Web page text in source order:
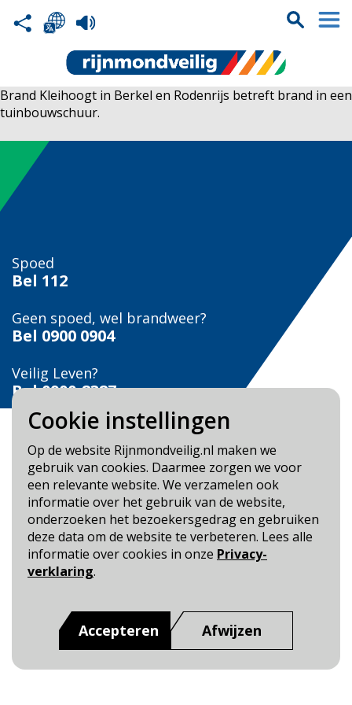
Cookie instellingen
Op de website Rijnmondveilig.nl maken we
gebruik van cookies. Daarmee zorgen we voor
een relevante website. We verzamelen ook
informatie over het gebruik van de website,
onderzoeken het bezoekersgedrag en gebruiken
deze data om de website te verbeteren. Lees alle
informatie over cookies in onze Privacy-
verklaring.
Accepteren Afwijzen
Brand Kleihoogt in Berkel en Rodenrijs betreft brand in een
tuinbouwschuur.
Spoed
Bel 112
Geen spoed, wel brandweer?
Bel 0900 0904
Veilig Leven?
Bel 0900-8387
Blijf op de hoogte
Cookie- en Privacybeleid
Toegankelijkheid